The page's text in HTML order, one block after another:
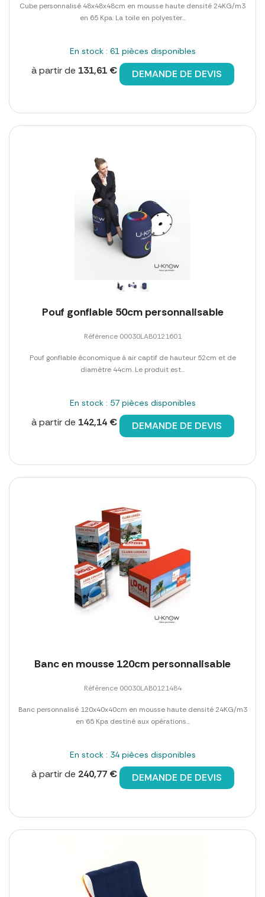
Cube personnalisé 48x48x48cm en mousse haute densité 24KG/m3
en 65 Kpa. La toile en polyester...
En stock : 61 pièces disponibles
à partir de 131,61 € DEMANDE DE DEVIS
Pouf gonflable 50cm personnalisable
Référence 00030LAB0121601
Pouf gonflable économique à air captif de hauteur 52cm et de
diamètre 44cm. Le produit est...
En stock : 57 pièces disponibles
à partir de 142,14 € DEMANDE DE DEVIS
Banc en mousse 120cm personnalisable
Référence 00030LAB0121484
Banc personnalisé 120x40x40cm en mousse haute densité 24KG/m3
en 65 Kpa destiné aux opérations...
En stock : 34 pièces disponibles
à partir de 240,77 € DEMANDE DE DEVIS